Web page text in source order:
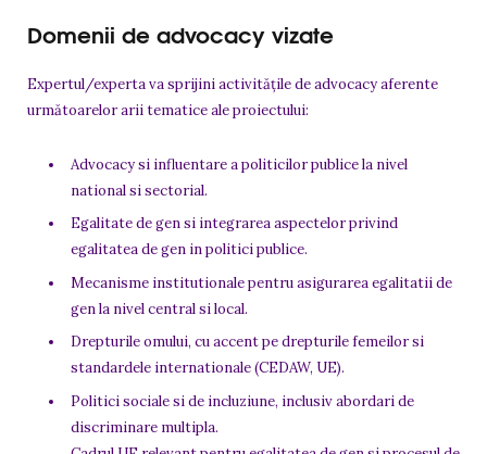
Domenii de advocacy vizate
Expertul/experta va sprijini activitățile de advocacy aferente
următoarelor arii tematice ale proiectului:
Advocacy si influentare a politicilor publice la nivel
national si sectorial.
Egalitate de gen si integrarea aspectelor privind
egalitatea de gen in politici publice.
Mecanisme institutionale pentru asigurarea egalitatii de
gen la nivel central si local.
Drepturile omului, cu accent pe drepturile femeilor si
standardele internationale (CEDAW, UE).
Politici sociale si de incluziune, inclusiv abordari de
discriminare multipla.